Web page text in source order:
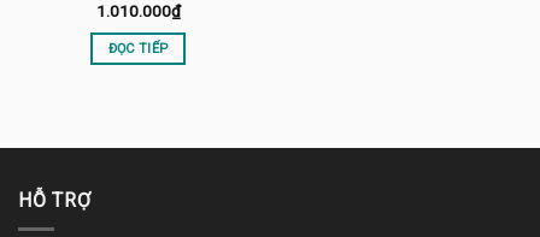
1.010.000₫
ĐỌC TIẾP
HỖ TRỢ